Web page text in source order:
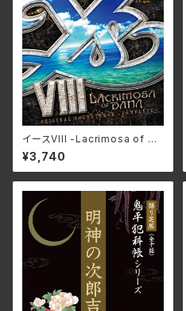
イースVIII -Lacrimosa of DA
NA-オリジナルサウンドトラック
[完全版] NW-10103420(仕
様:CD)
¥3,740